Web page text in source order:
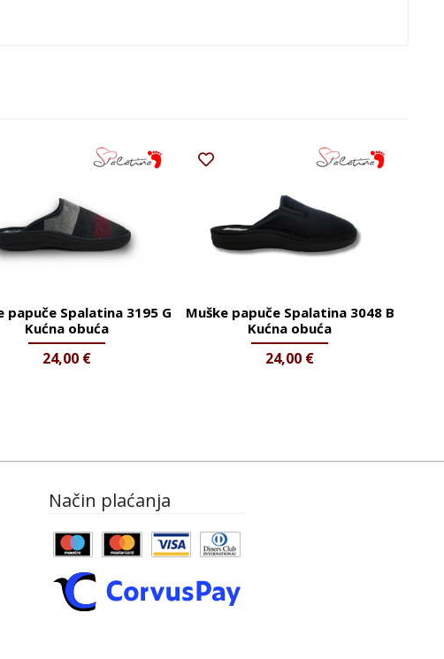
papuče Spalatina 3195 G
Kućna obuća
24,00 €
Muške papuče Spalatina 3048 B
Kućna obuća
24,00 €
Način plaćanja